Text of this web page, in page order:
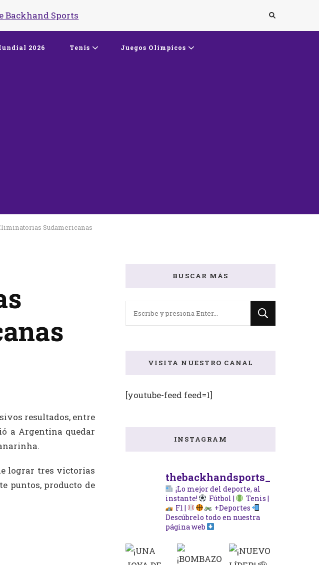
Backhand Sports
2026 Tenis Juegos Olímpicos
Sudamericanas
resultados, entre
a Argentina quedar
lograr tres victorias
puntos, producto de
BUSCAR MÁS
VISITA NUESTRO CANAL
[youtube-feed feed=1]
INSTAGRAM
thebackhandsports_
¡Lo mejor del deporte, al
instante!
Fútbol |
Tenis |
F1 |
+Deportes
Descúbrelo todo en nuestra
página web